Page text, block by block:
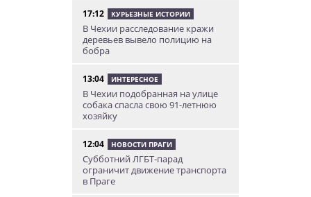
17:12 КУРЬЕЗНЫЕ ИСТОРИИ
В Чехии расследование кражи
деревьев вывело полицию на
бобра
13:04 ИНТЕРЕСНОЕ
В Чехии подобранная на улице
собака спасла свою 91-летнюю
хозяйку
12:04 НОВОСТИ ПРАГИ
Субботний ЛГБТ-парад
ограничит движение транспорта
в Праге